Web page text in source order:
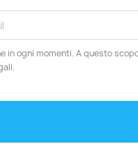
in ogni momenti. A questo